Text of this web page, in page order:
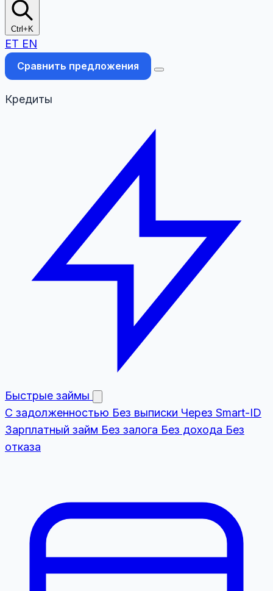
Ctrl+K
ET EN
Сравнить предложения
Кредиты
Быстрые займы
С задолженностью Без выписки Через Smart-ID
Зарплатный займ Без залога Без дохода Без
отказа